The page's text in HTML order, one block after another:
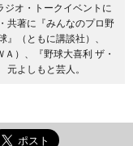
ジオ・トークイベントに
共著に『みんなのプロ野
（ともに講談社）、
Ａ）、『野球大喜利 ザ・
元よしもと芸人。